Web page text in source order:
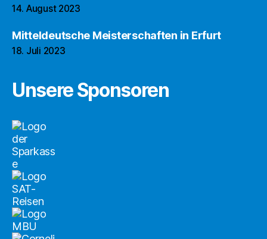
14. August 2023
Mitteldeutsche Meisterschaften in Erfurt
18. Juli 2023
Unsere Sponsoren